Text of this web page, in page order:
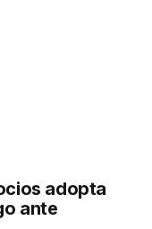
adopta
ante